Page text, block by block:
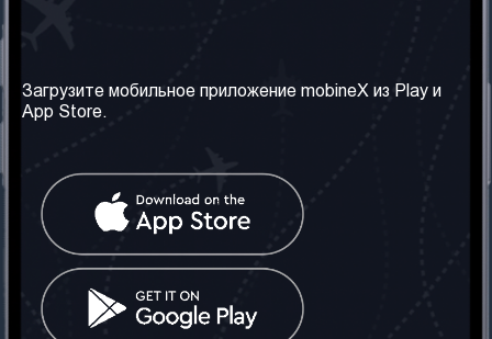
Наши сервисы
Правила и Условия
Часто задаваемые
вопросы
Контакт
Грузия: Тбилиси
Телефон: +442030340050
Социальные сети
Загрузите мобильное приложение mobineX из Play и
App Store.